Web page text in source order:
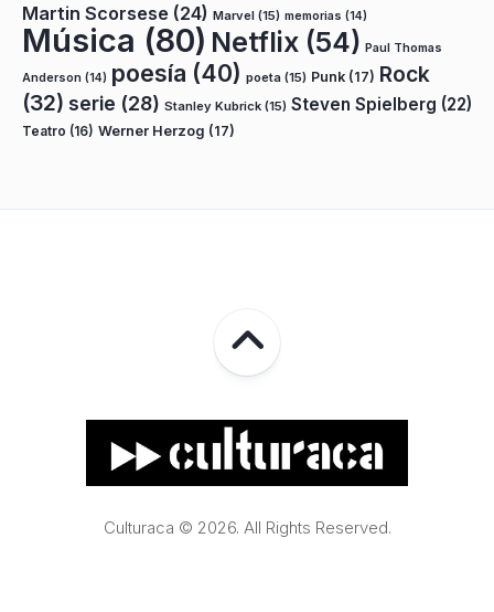
Martin Scorsese (24) Marvel (15) memorias (14)
Música (80) Netflix (54) Paul Thomas
Anderson (14) poesía (40) poeta (15) Punk (17) Rock
(32) serie (28) Stanley Kubrick (15) Steven Spielberg (22)
Teatro (16) Werner Herzog (17)
Culturaca © 2026. All Rights Reserved.